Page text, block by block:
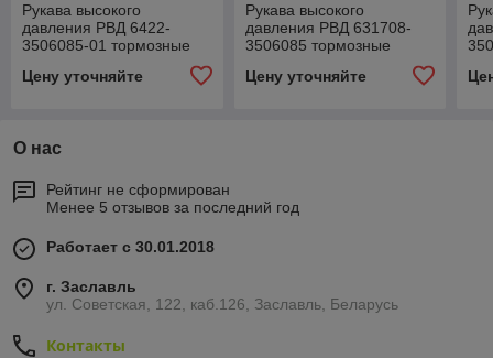
Рукава высокого
давления РВД 6422-
3506085-01 тормозные
шланги МАЗ L=605 шланг
от клапана управления к
Цену уточняйте
Рукава высокого
давления РВД 631708-
3506085 тормозные
шланг от клапана
Цену уточняйте
от
О нас
Рейтинг не сформирован
Менее 5 отзывов за последний год
Работает с 30.01.2018
г. Заславль
ул. Советская, 122, каб.126, Заславль, Беларусь
Контакты